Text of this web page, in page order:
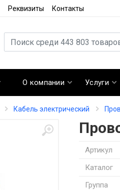
Реквизиты Контакты
О компании Услуги
Кабель электрический
Артикул
Каталог
Группа